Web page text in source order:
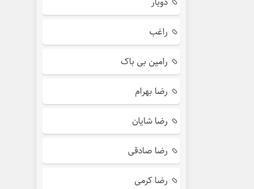
راغب
رامین بی باک
رضا بهرام
رضا شایان
رضا صادقی
رضا کرمی